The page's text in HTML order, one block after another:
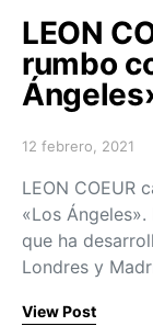
LEON
rumbo
Posted on
12 febrero, 2021
LEON COEUR
«Los
que ha
Londres y
View Post